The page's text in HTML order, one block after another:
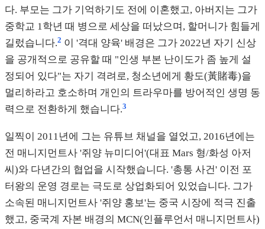
다. 부모는 그가 기억하기도 전에 이혼했고, 아버지는 그가
중학교 1학년 때 병으로 세상을 떠났으며, 할머니가 힘들게
길렀습니다.2 이 '격대 양육' 배경은 그가 2022년 자기 신상
을 공개적으로 공유할 때 "인생 부본 난이도가 좀 높게 설
정되어 있다"는 자기 격려로, 청소년에게 황도(黃賭毒)을
멀리하라고 호소하며 개인의 트라우마를 방어적인 생명 동
력으로 전환하게 했습니다.3
일찍이 2011년에 그는 유튜브 채널을 열었고, 2016년에는
전 매니지먼트사 '쥐양 뉴미디어'(대표 Mars 형/화성 아저
씨)와 다년간의 협업을 시작했습니다. '총통 사건' 이전 포
터왕의 운영 경로는 극도로 상업화되어 있었습니다. 그가
소속된 매니지먼트사 '쥐양 홍보'는 중국 시장에 적극 진출
했고, 중국계 자본 배경의 MCN(인플루언서 매니지먼트사)